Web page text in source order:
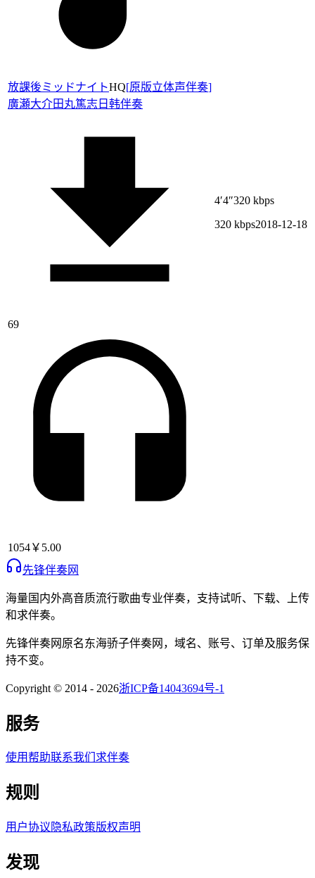
放課後ミッドナイトHQ[原版立体声伴奏]
廣瀬大介田丸篤志 日韩伴奏
69
1054￥5.00
4′4″320 kbps
320 kbps2018-12-18
先锋伴奏网
海量国内外高音质流行歌曲专业伴奏，支持试听、下载、上传
和求伴奏。
先锋伴奏网 原名东海骄子伴奏网 ，域名、账号、订单及服务保
持不变。
Copyright © 2014 - 2026浙ICP备14043694号-1
服务
使用帮助联系我们 求伴奏
规则
用户协议 隐私政策版权声明
发现